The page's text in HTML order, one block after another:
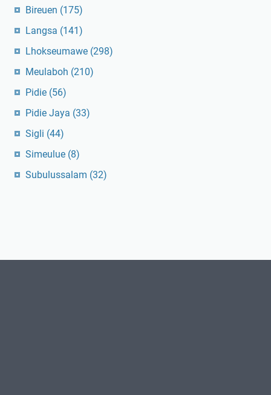
Bireuen (175)
Langsa (141)
Lhokseumawe (298)
Meulaboh (210)
Pidie (56)
Pidie Jaya (33)
Sigli (44)
Simeulue (8)
Subulussalam (32)